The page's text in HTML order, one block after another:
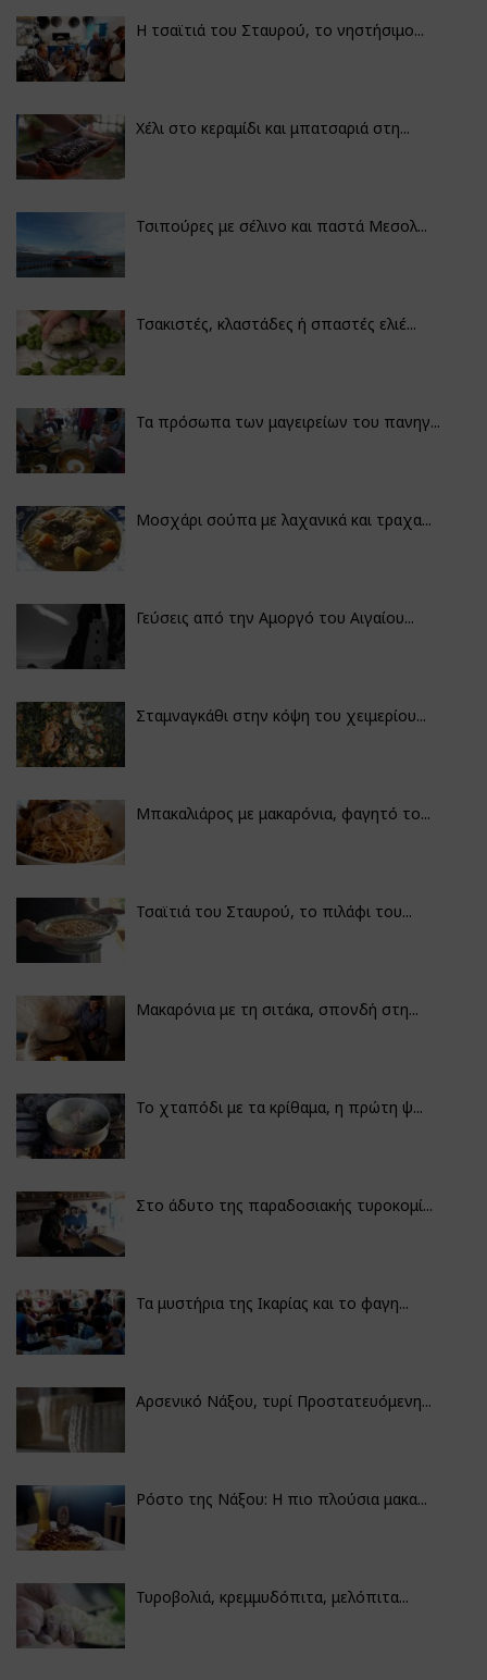
Η τσαϊτιά του Σταυρού, το νηστήσιμο...
Χέλι στο κεραμίδι και μπατσαριά στη...
Τσιπούρες με σέλινο και παστά Μεσολ...
Τσακιστές, κλαστάδες ή σπαστές ελιέ...
Τα πρόσωπα των μαγειρείων του πανηγ...
Μοσχάρι σούπα με λαχανικά και τραχα...
Γεύσεις από την Αμοργό του Αιγαίου...
Σταμναγκάθι στην κόψη του χειμερίου...
Μπακαλιάρος με μακαρόνια, φαγητό το...
Τσαϊτιά του Σταυρού, το πιλάφι του...
Μακαρόνια με τη σιτάκα, σπονδή στη...
Το χταπόδι με τα κρίθαμα, η πρώτη ψ...
Στο άδυτο της παραδοσιακής τυροκομί...
Τα μυστήρια της Ικαρίας και το φαγη...
Αρσενικό Νάξου, τυρί Προστατευόμενη...
Ρόστο της Νάξου: Η πιο πλούσια μακα...
Τυροβολιά, κρεμμυδόπιτα, μελόπιτα...